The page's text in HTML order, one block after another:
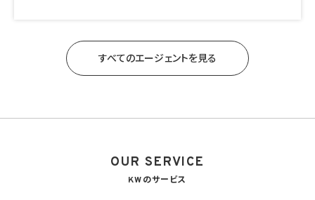
すべてのエージェントを見る
OUR SERVICE
KWのサービス